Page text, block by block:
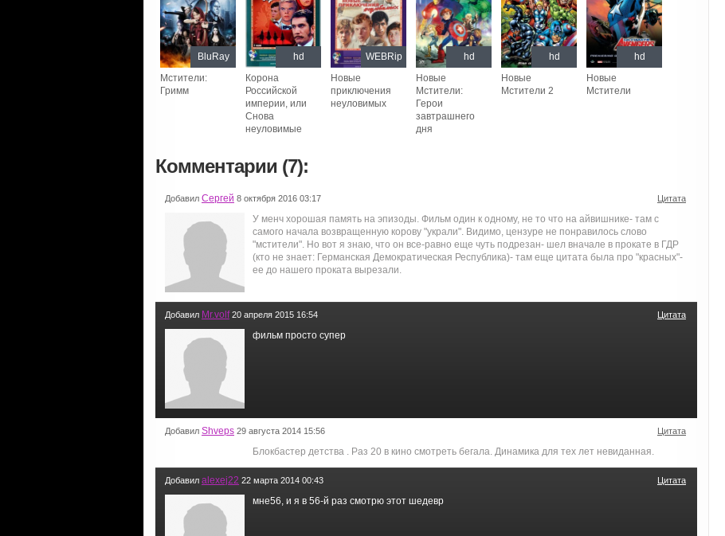
Мстители:
Гримм
BluRay
Корона
Российской
империи, или
Снова
неуловимые
hd
Новые
приключения
неуловимых
WEBRip
Новые
Мстители:
Герои
завтрашнего
дня
hd
Новые
Мстители 2
hd
Новые
Мстители
hd
Комментарии (7):
Добавил Сергей 8 октября 2016 03:17 Цитата
У менч хорошая память на эпизоды. Фильм один к одному, не то что на айвишнике- там с
самого начала возвращенную корову "украли". Видимо, цензуре не понравилось слово
"мстители". Но вот я знаю, что он все-равно еще чуть подрезан- шел вначале в прокате в ГДР
(кто не знает: Германская Демократическая Республика)- там еще цитата была про "красных"-
ее до нашего проката вырезали.
Добавил Mr.volf20 апреля 2015 16:54 Цитата
фильм просто супер
Добавил Shveps 29 августа 2014 15:56 Цитата
Блокбастер детства . Раз 20 в кино смотреть бегала. Динамика для тех лет невиданная.
Добавил alexej22 22 марта 2014 00:43 Цитата
мне56, и я в 56-й раз смотрю этот шедевр